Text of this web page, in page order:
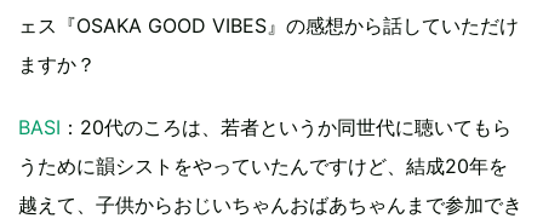
ェス『OSAKA GOOD VIBES』の感想から話していただけ
ますか？
BASI ：20代のころは、若者というか同世代に聴いてもら
うために韻シストをやっていたんですけど、結成20年を
越えて、子供からおじいちゃんおばあちゃんまで参加でき